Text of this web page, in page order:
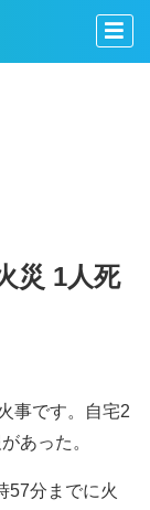
災 1人死
事です。自宅2
あった。
57分までに火